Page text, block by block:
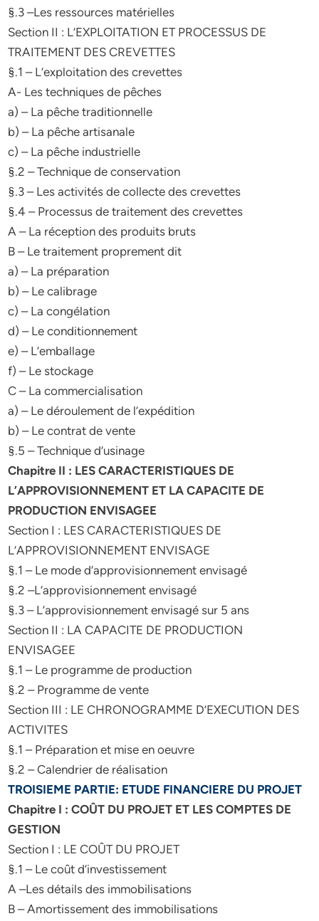
§.3 –Les ressources matérielles
Section II : L’EXPLOITATION ET PROCESSUS DE
TRAITEMENT DES CREVETTES
§.1 – L’exploitation des crevettes
A- Les techniques de pêches
a) – La pêche traditionnelle
b) – La pêche artisanale
c) – La pêche industrielle
§.2 – Technique de conservation
§.3 – Les activités de collecte des crevettes
§.4 – Processus de traitement des crevettes
A – La réception des produits bruts
B – Le traitement proprement dit
a) – La préparation
b) – Le calibrage
c) – La congélation
d) – Le conditionnement
e) – L’emballage
f) – Le stockage
C – La commercialisation
a) – Le déroulement de l’expédition
b) – Le contrat de vente
§.5 – Technique d’usinage
Chapitre II : LES CARACTERISTIQUES DE
L’APPROVISIONNEMENT ET LA CAPACITE DE
PRODUCTION ENVISAGEE
Section I : LES CARACTERISTIQUES DE
L’APPROVISIONNEMENT ENVISAGE
§.1 – Le mode d’approvisionnement envisagé
§.2 –L’approvisionnement envisagé
§.3 – L’approvisionnement envisagé sur 5 ans
Section II : LA CAPACITE DE PRODUCTION
ENVISAGEE
§.1 – Le programme de production
§.2 – Programme de vente
Section III : LE CHRONOGRAMME D’EXECUTION DES
ACTIVITES
§.1 – Préparation et mise en oeuvre
§.2 – Calendrier de réalisation
TROISIEME PARTIE: ETUDE FINANCIERE DU PROJET
Chapitre I : COÛT DU PROJET ET LES COMPTES DE
GESTION
Section I : LE COÛT DU PROJET
§.1 – Le coût d’investissement
A –Les détails des immobilisations
B – Amortissement des immobilisations